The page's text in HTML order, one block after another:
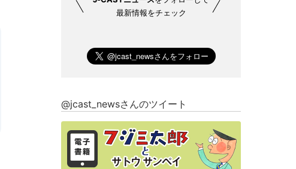
最新情報をチェック
@jcast_newsさんのツイート